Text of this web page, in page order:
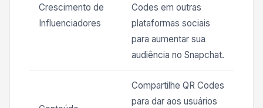
Crescimento de
Influenciadores
Codes em outras
plataformas sociais
para aumentar sua
audiência no Snapchat.
Compartilhe QR Codes
para dar aos usuários